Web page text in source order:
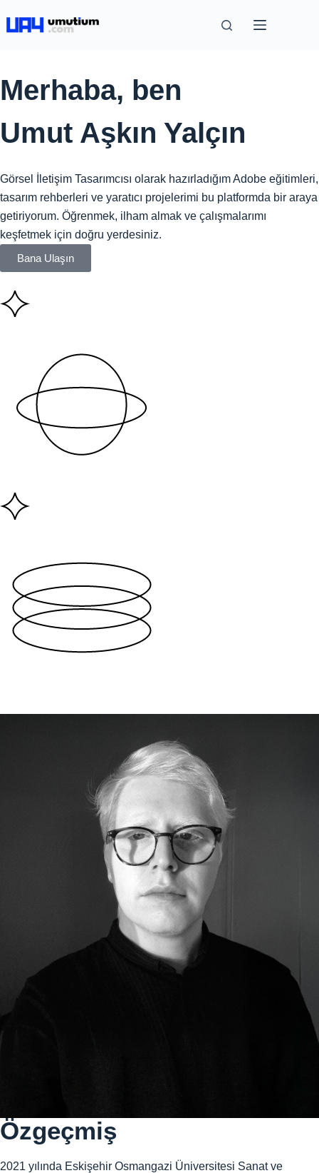
Merhaba, ben
Umut Aşkın Yalçın
Görsel İletişim Tasarımcısı olarak hazırladığım Adobe eğitimleri,
tasarım rehberleri ve yaratıcı projelerimi bu platformda bir araya
getiriyorum. Öğrenmek, ilham almak ve çalışmalarımı
keşfetmek için doğru yerdesiniz.
Bana Ulaşın
Özgeçmiş
2021 yılında Eskişehir Osmangazi Üniversitesi Sanat ve